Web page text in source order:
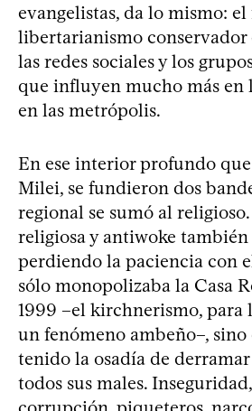
evangelistas, da lo mismo: el
libertarianismo conservador
las redes sociales y los
que influyen mucho más en
en las metrópolis.
En ese interior profundo
Milei, se fundieron dos
regional se sumó al
religiosa y antiwoke también
perdiendo la paciencia con
sólo monopolizaba la Casa
1999 –el kirchnerismo, para
un fenómeno ambeño–,
tenido la osadía de
todos sus males.